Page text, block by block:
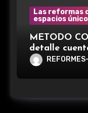
Las reformas
espacios
METODO
detalle
compromiso
acordados,